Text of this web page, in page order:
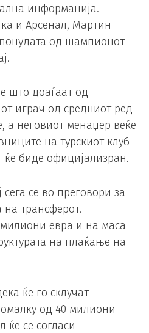
информација.
и Арсенал, Мартин
од шампионот
што доаѓаат од
играч од средниот ред
а неговиот менаџер веќе
на турскиот клуб
ќе биде официјализран.
сега се во преговори за
на трансферот.
милиони евра и на маса
на плаќање на
ќе го склучат
од 40 милиони
ќе се согласи